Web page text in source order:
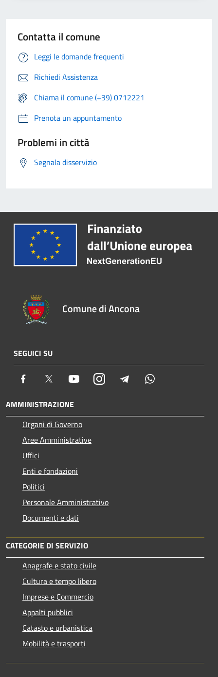
Contatta il comune
Leggi le domande frequenti
Richiedi Assistenza
Chiama il comune (+39) 0712221
Prenota un appuntamento
Problemi in città
Segnala disservizio
Comune di Ancona
SEGUICI SU
Facebook Twitter YoutubeInstagram Telegram
AMMINISTRAZIONE
Organi di Governo
Aree Amministrative
Uffici
Enti e fondazioni
Politici
Personale Amministrativo
Documenti e dati
CATEGORIE DI SERVIZIO
Anagrafe e stato civile
Cultura e tempo libero
Imprese e Commercio
Appalti pubblici
Catasto e urbanistica
Mobilità e trasporti